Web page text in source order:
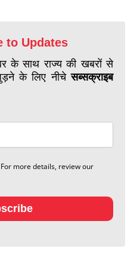
to Updates
के साथ राज्य की खबरों से
के लिए नीचेसब्सक्राइब
more details, review our